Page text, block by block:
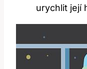
urychlit⁤ její